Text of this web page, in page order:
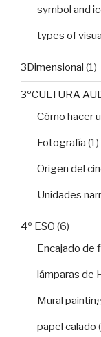
symbol and
types of
3Dimensional (1)
3ºCULTURA
Cómo hacer
Fotografía (1)
Origen del
Unidades
4º ESO (6)
Encajado de
lámparas de
Mural
papel calado